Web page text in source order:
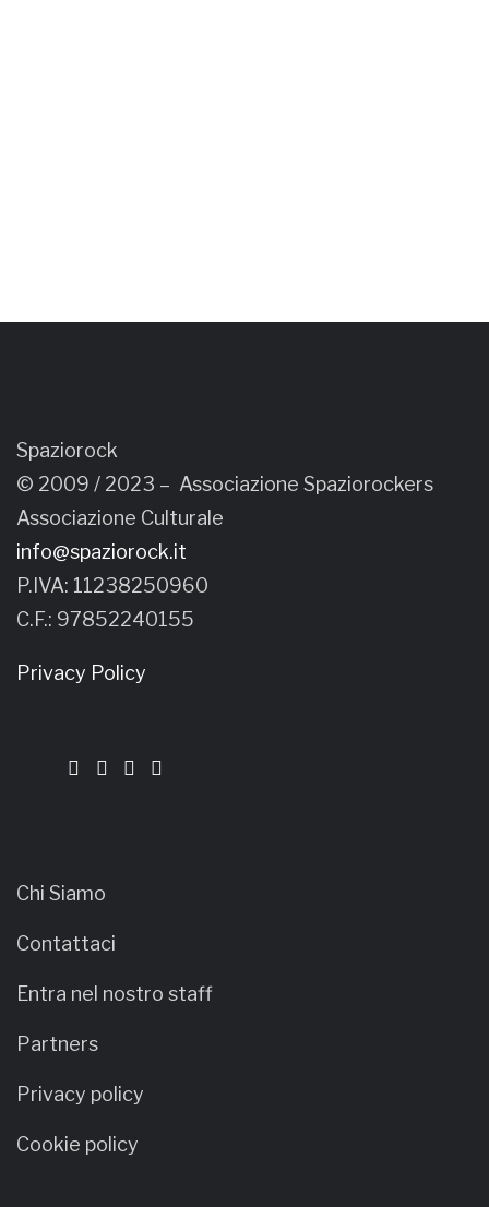
Spaziorock
© 2009 / 2023 – Associazione Spaziorockers
Associazione Culturale
info@spaziorock.it
P.IVA: 11238250960
C.F.: 97852240155
Privacy Policy
Chi Siamo
Contattaci
Entra nel nostro staff
Partners
Privacy policy
Cookie policy